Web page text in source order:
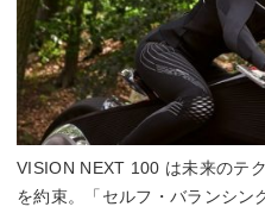
VISION NEXT 100 は未来のテ
を約束。「セルフ・バランシン